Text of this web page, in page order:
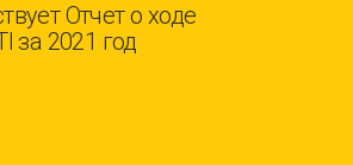
Отчет о ходе
за 2021 год